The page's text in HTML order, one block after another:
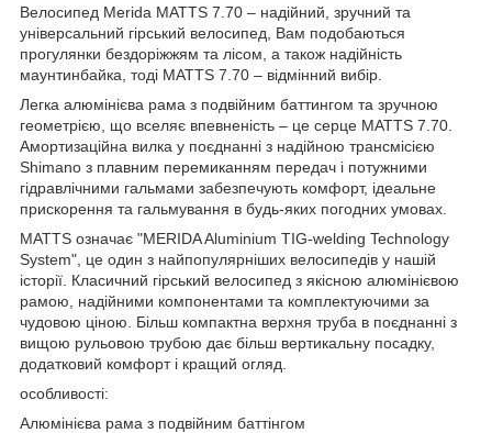
Велосипед Merida MATTS 7.70 – надійний, зручний та
універсальний гірський велосипед, Вам подобаються
прогулянки бездоріжжям та лісом, а також надійність
маунтинбайка, тоді MATTS 7.70 – відмінний вибір.
Легка алюмінієва рама з подвійним баттингом та зручною
геометрією, що вселяє впевненість – це серце MATTS 7.70.
Амортизаційна вилка у поєднанні з надійною трансмісією
Shimano з плавним перемиканням передач і потужними
гідравлічними гальмами забезпечують комфорт, ідеальне
прискорення та гальмування в будь-яких погодних умовах.
MATTS означає "MERIDA Aluminium TIG-welding Technology
System", це один з найпопулярніших велосипедів у нашій
історії. Класичний гірський велосипед з якісною алюмінієвою
рамою, надійними компонентами та комплектуючими за
чудовою ціною. Більш компактна верхня труба в поєднанні з
вищою рульовою трубою дає більш вертикальну посадку,
додатковий комфорт і кращий огляд.
особливості:
Алюмінієва рама з подвійним баттінгом